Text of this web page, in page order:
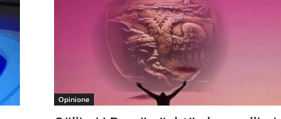
Opinione